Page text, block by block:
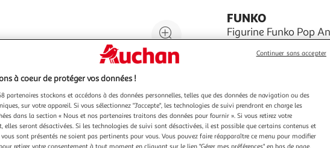
Agrandir
l'illustration
à
Réduire
à
100
%
Partager
le
produit
FUNKO
Figurine Funko Pop
Figurine Funko Pop
En savoir +
Livr.
A
Plus
Vendu par Multishop
à coeur de protéger vos données !
partenaires stockons et accédons à des données personnelles, telles que des données de navigation ou des
sur votre appareil. Si vous sélectionnez "J'accepte", les technologies de suivi prendront en charge les
dans la section « Nous et nos partenaires traitons des données pour fournir ». Si vous retirez votre
elles seront désactivées. Si les technologies de suivi sont désactivées, il est possible que certains contenus et
sont présentés ne soient pas pertinents pour vous. Vous pouvez faire réapparaître ce menu pour modifier
retirer votre consentement à tout moment en cliquant sur le lien "Gérer mes préférences" en bas de page.
Continuer sans accepter